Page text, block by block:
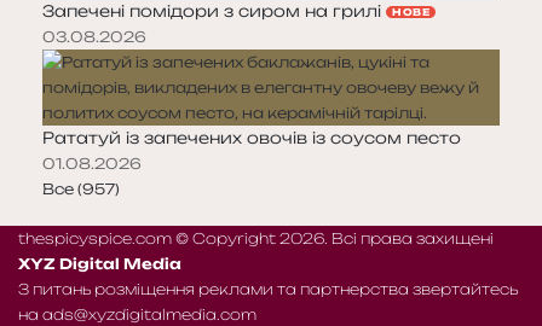
Запечені помідори з сиром на грилі НОВЕ
03.08.2026
Рататуй із запечених овочів із соусом песто
01.08.2026
Все (957)
thespicyspice.com © Copyright 2026. Всі права захищені
XYZ Digital Media
З питань розміщення реклами та партнерства звертайтесь
на ads@xyzdigitalmedia.com